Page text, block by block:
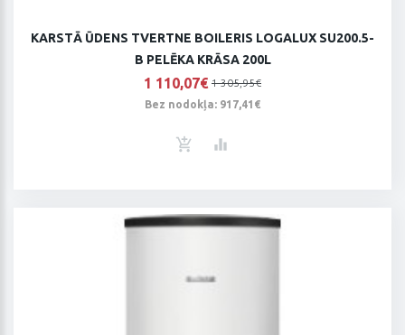
KARSTĀ ŪDENS TVERTNE BOILERIS LOGALUX SU200.5-
B PELĒKA KRĀSA 200L
1 110,07€ 1 305,95€
Bez nodokļa: 917,41€